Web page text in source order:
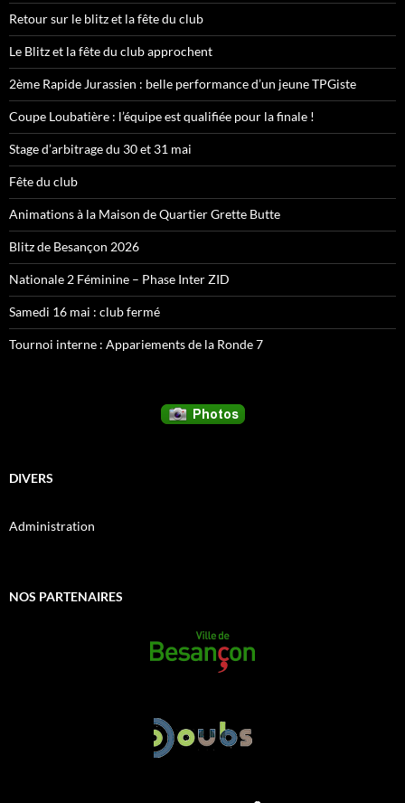
Retour sur le blitz et la fête du club
Le Blitz et la fête du club approchent
2ème Rapide Jurassien : belle performance d’un jeune TPGiste
Coupe Loubatière : l’équipe est qualifiée pour la finale !
Stage d’arbitrage du 30 et 31 mai
Fête du club
Animations à la Maison de Quartier Grette Butte
Blitz de Besançon 2026
Nationale 2 Féminine – Phase Inter ZID
Samedi 16 mai : club fermé
Tournoi interne : Appariements de la Ronde 7
DIVERS
Administration
NOS PARTENAIRES